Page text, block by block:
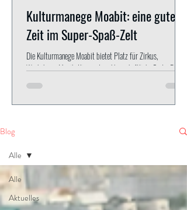
Kulturmanege Moabit: eine gute
Zeit im Super-Spaß-Zelt
Die Kulturmanege Moabit bietet Platz für Zirkus,
Workshops, Musik, Kino und nachbarschaftliche Feste. Das
Brandschutzkonzept erstellte Tarelkin Brandschutz.
Blog
Alle
Aktuelles
Alle